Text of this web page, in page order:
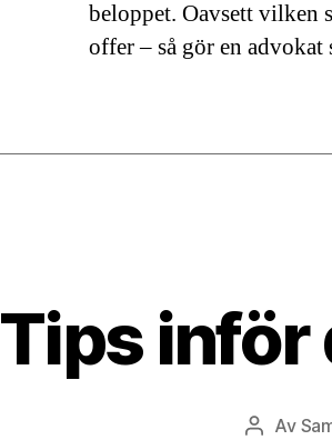
beloppet. Oavsett vilken
offer – så gör en
Tips
Av